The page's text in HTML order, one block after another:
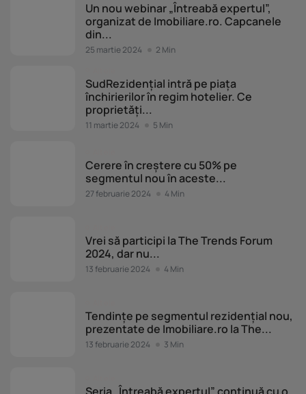
Un nou webinar „Întreabă expertul”,
organizat de Imobiliare.ro. Capcanele
din...
25 martie 2024 2 Min
SudRezidențial intră pe piața
închirierilor în regim hotelier. Ce
proprietăți...
11 martie 2024 5 Min
Cerere în creștere cu 50% pe
segmentul nou în aceste...
27 februarie 2024 4 Min
Vrei să participi la The Trends Forum
2024, dar nu...
13 februarie 2024 4 Min
Tendințe pe segmentul rezidențial nou,
prezentate de Imobiliare.ro la The...
13 februarie 2024 3 Min